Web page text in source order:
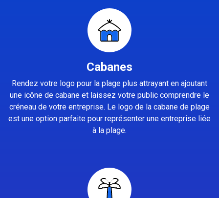
Cabanes
Rendez votre logo pour la plage plus attrayant en ajoutant
une icône de cabane et laissez votre public comprendre le
créneau de votre entreprise. Le logo de la cabane de plage
est une option parfaite pour représenter une entreprise liée
à la plage.